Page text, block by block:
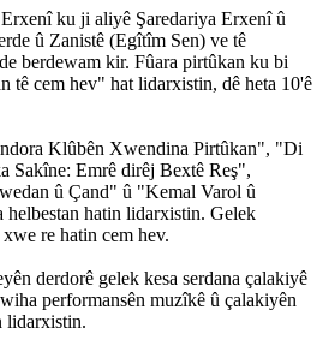
ku ji aliyê Şaredariya Erxenî û
û Zanistê (Egîtîm Sen) ve tê
berdewam kir. Fûara pirtûkan ku bi
tê cem hev" hat lidarxistin, dê heta 10'ê
Klûbên Xwendina Pirtûkan", "Di
Sakîne: Emrê dirêj Bextê Reş",
û Çand" û "Kemal Varol û
hatin lidarxistin. Gelek
re hatin cem hev.
derdorê gelek kesa serdana çalakiyê
performansên muzîkê û çalakiyên
lidarxistin.